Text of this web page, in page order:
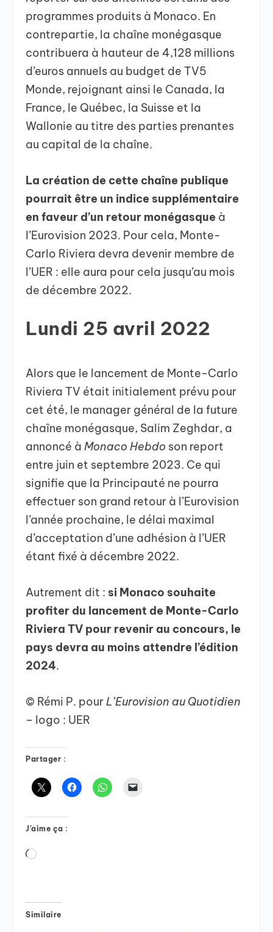
programmes produits à Monaco. En
contrepartie, la chaîne monégasque
contribuera à hauteur de 4,128 millions
d’euros annuels au budget de TV5
Monde, rejoignant ainsi le Canada, la
France, le Québec, la Suisse et la
Wallonie au titre des parties prenantes
au capital de la chaîne.
La création de cette chaîne publique
pourrait être un indice supplémentaire
en faveur d’un retour monégasque à
l’Eurovision 2023. Pour cela, Monte-
Carlo Riviera devra devenir membre de
l’UER : elle aura pour cela jusqu’au mois
de décembre 2022.
Lundi 25 avril 2022
Alors que le lancement de Monte-Carlo
Riviera TV était initialement prévu pour
cet été, le manager général de la future
chaîne monégasque, Salim Zeghdar, a
annoncé àMonaco Hebdo son report
entre juin et septembre 2023. Ce qui
signifie que la Principauté ne pourra
effectuer son grand retour à l’Eurovision
l’année prochaine, le délai maximal
d’acceptation d’une adhésion à l’UER
étant fixé à décembre 2022.
Autrement dit : si Monaco souhaite
profiter du lancement de Monte-Carlo
Riviera TV pour revenir au concours, le
pays devra au moins attendre l’édition
2024.
© Rémi P. pourL’Eurovision au Quotidien
– logo : UER
Partager :
J’aime ça :
Chargement…
Similaire